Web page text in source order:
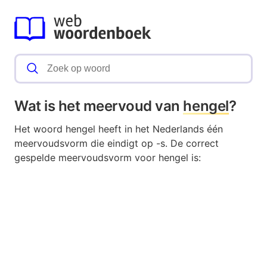
Wat is het meervoud van hengel?
Het woord hengel heeft in het Nederlands één
meervoudsvorm die eindigt op -s. De correct
gespelde meervoudsvorm voor hengel is: